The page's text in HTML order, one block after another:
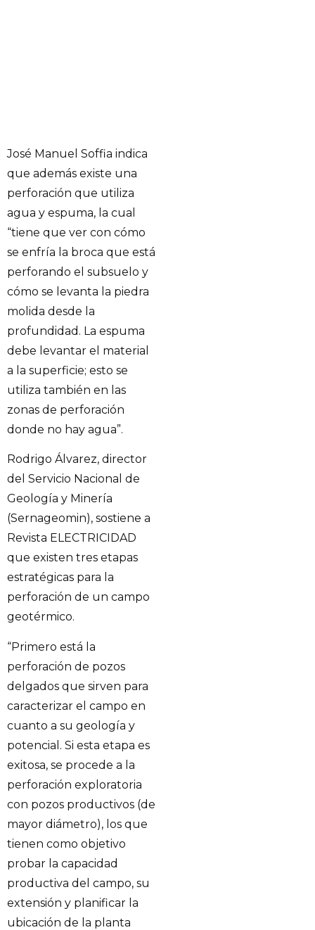
José Manuel Soffia indica
que además existe una
perforación que utiliza
agua y espuma, la cual
“tiene que ver con cómo
se enfría la broca que está
perforando el subsuelo y
cómo se levanta la piedra
molida desde la
profundidad. La espuma
debe levantar el material
a la superficie; esto se
utiliza también en las
zonas de perforación
donde no hay agua”.
Rodrigo Álvarez, director
del Servicio Nacional de
Geología y Minería
(Sernageomin), sostiene a
Revista ELECTRICIDAD
que existen tres etapas
estratégicas para la
perforación de un campo
geotérmico.
“Primero está la
perforación de pozos
delgados que sirven para
caracterizar el campo en
cuanto a su geología y
potencial. Si esta etapa es
exitosa, se procede a la
perforación exploratoria
con pozos productivos (de
mayor diámetro), los que
tienen como objetivo
probar la capacidad
productiva del campo, su
extensión y planificar la
ubicación de la planta